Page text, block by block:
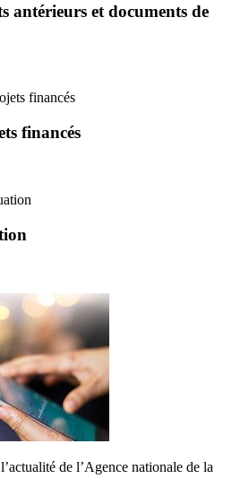
antérieurs et documents de
financés
financés
de l’Agence nationale de la